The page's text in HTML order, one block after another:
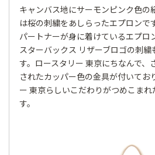
キャンバス地にサーモンピンク色の
は桜の刺繍をあしらったエプロンで
パートナーが身に着けているエプロ
スターバックス リザーブロゴの刺
す。ロースタリー 東京にちなんで、
されたカッパー色の金具が付いてお
ー 東京らしいこだわりがつめこま
す。